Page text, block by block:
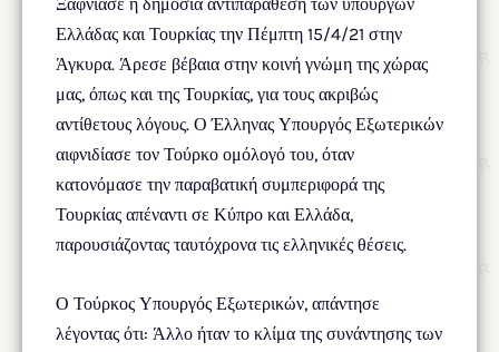
Ελλάδας και Τουρκίας την Πέμπτη 15/4/21 στην
Άγκυρα. Άρεσε βέβαια στην κοινή γνώμη της χώρας
μας, όπως και της Τουρκίας, για τους ακριβώς
αντίθετους λόγους. Ο Έλληνας Υπουργός Εξωτερικών
αιφνιδίασε τον Τούρκο ομόλογό του, όταν
κατονόμασε την παραβατική συμπεριφορά της
Τουρκίας απέναντι σε Κύπρο και Ελλάδα,
παρουσιάζοντας ταυτόχρονα τις ελληνικές θέσεις.
Ο Τούρκος Υπουργός Εξωτερικών, απάντησε
λέγοντας ότι: Άλλο ήταν το κλίμα της συνάντησης των